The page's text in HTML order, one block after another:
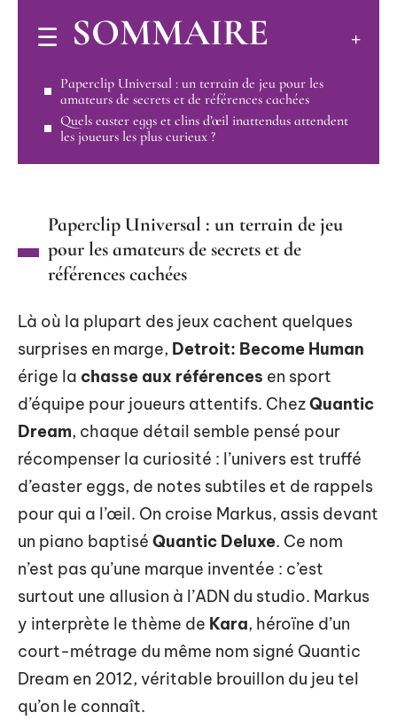
SOMMAIRE
Paperclip Universal : un terrain de jeu pour les
amateurs de secrets et de références cachées
Quels easter eggs et clins d’œil inattendus attendent
les joueurs les plus curieux ?
Paperclip Universal : un terrain de jeu
pour les amateurs de secrets et de
références cachées
Là où la plupart des jeux cachent quelques
surprises en marge, Detroit: Become Human
érige la chasse aux références en sport
d’équipe pour joueurs attentifs. ChezQuantic
Dream, chaque détail semble pensé pour
récompenser la curiosité : l’univers est truffé
d’easter eggs, de notes subtiles et de rappels
pour qui a l’œil. On croise Markus, assis devant
un piano baptisé Quantic Deluxe. Ce nom
n’est pas qu’une marque inventée : c’est
surtout une allusion à l’ADN du studio. Markus
y interprète le thème de Kara, héroïne d’un
court-métrage du même nom signé Quantic
Dream en 2012, véritable brouillon du jeu tel
qu’on le connaît.